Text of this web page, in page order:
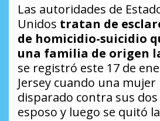
Las autoridades de
Unidos tratan de
de homicidio-suicidio
una familia de origen
se registró este 17 de
Jersey cuando una
disparado contra sus dos
esposo y luego se quitó